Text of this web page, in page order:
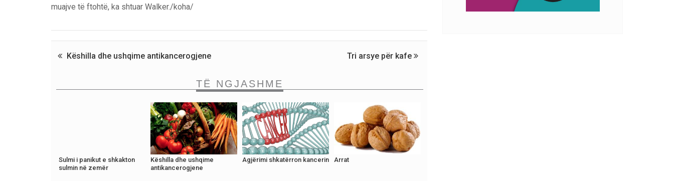
muajve të ftohtë, ka shtuar Walker./koha/
Këshilla dhe ushqime antikancerogjene Tri arsye për kafe
TË NGJASHME
Sulmi i panikut e shkakton
sulmin në zemër
Këshilla dhe ushqime
antikancerogjene
Agjërimi shkatërron kancerin Arrat